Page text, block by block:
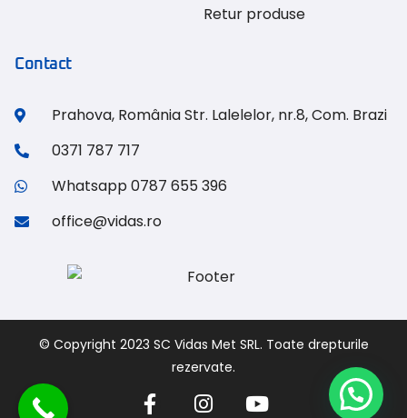
Retur produse
Contact
Prahova, România Str. Lalelelor, nr.8, Com. Brazi
0371 787 717
Whatsapp 0787 655 396
office@vidas.ro
© Copyright 2023 SC Vidas Met SRL. Toate drepturile
rezervate.